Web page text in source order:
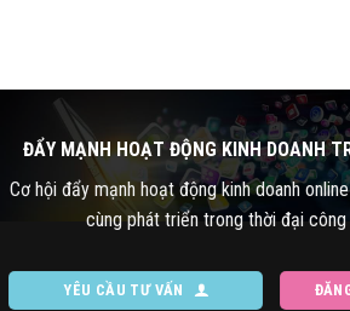
ĐẨY MẠNH HOẠT ĐỘNG KINH DOANH
Cơ hội đẩy mạnh hoạt động kinh doanh
cùng phát triển trong thời đại
YÊU CẦU TƯ VẤN